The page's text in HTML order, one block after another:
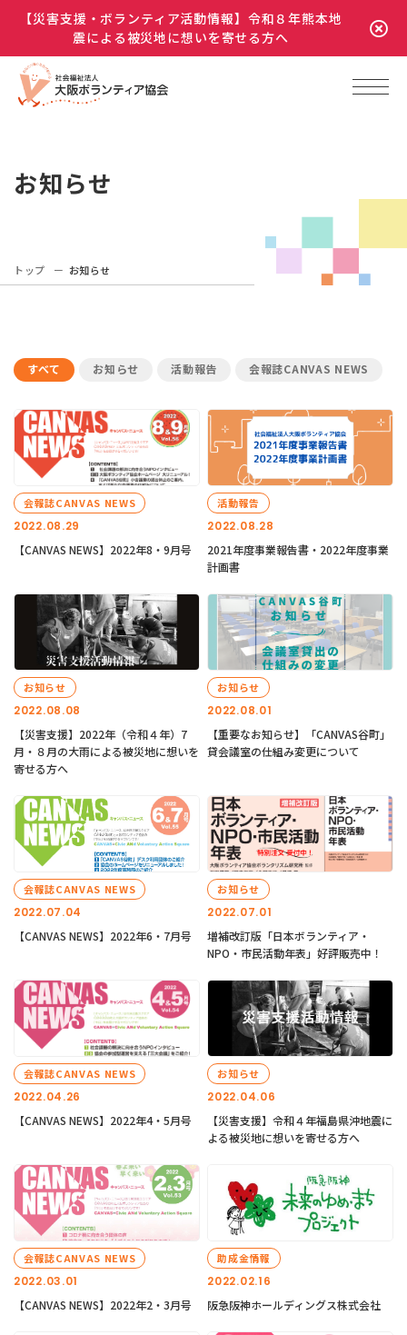
【災害支援・ボランティア活動情報】令和８年熊本地
震による被災地に想いを寄せる方へ
お知らせ
トップ お知らせ
すべて お知らせ 活動報告 会報誌CANVAS NEWS
2022.08.29
会報誌CANVAS NEWS
【CANVAS NEWS】2022年8・9月号
2022.08.28
活動報告
2021年度事業報告書・2022年度事業
計画書
2022.08.08
お知らせ
【災害支援】2022年（令和４年）7
月・８月の大雨による被災地に想いを
寄せる方へ
2022.08.01
お知らせ
【重要なお知らせ】「CANVAS谷町」
貸会議室の仕組み変更について
2022.07.04
会報誌CANVAS NEWS
【CANVAS NEWS】2022年6・7月号
2022.07.01
お知らせ
増補改訂版「日本ボランティア・
NPO・市民活動年表」好評販売中！
2022.04.26
会報誌CANVAS NEWS
【CANVAS NEWS】2022年4・5月号
2022.04.06
お知らせ
【災害支援】令和４年福島県沖地震に
よる被災地に想いを寄せる方へ
2022.03.01
会報誌CANVAS NEWS
【CANVAS NEWS】2022年2・3月号
2022.02.16
助成金情報
阪急阪神ホールディングス株式会社